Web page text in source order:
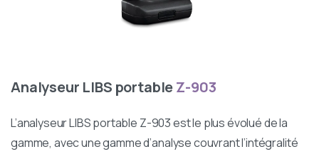
Analyseur LIBS portableZ-903
L’analyseur LIBS portable Z-903 est le plus évolué de la
gamme, avec une gamme d’analyse couvrant l’intégralité